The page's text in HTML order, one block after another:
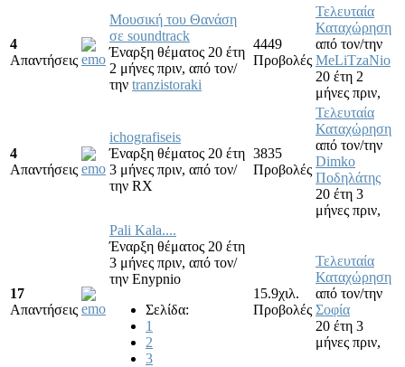
4
Απαντήσεις
Μουσική του Θανάση
σε soundtrack
Έναρξη θέματος 20 έτη
2 μήνες πριν, από τον/
την tranzistoraki
4449
Προβολές
Τελευταία
Καταχώρηση
από τον/την
MeLiTzaNio
20 έτη 2
μήνες πριν,
4
Απαντήσεις
ichografiseis
Έναρξη θέματος 20 έτη
3 μήνες πριν, από τον/
την RX
3835
Προβολές
Τελευταία
Καταχώρηση
από τον/την
Dimko
Ποδηλάτης
20 έτη 3
μήνες πριν,
17
Απαντήσεις
Pali Kala....
Έναρξη θέματος 20 έτη
3 μήνες πριν, από τον/
την Enypnio
Σελίδα:
1
2
3
15.9χιλ.
Προβολές
Τελευταία
Καταχώρηση
από τον/την
Σοφία
20 έτη 3
μήνες πριν,